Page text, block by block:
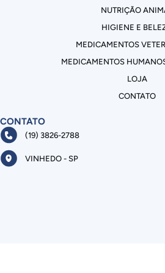
NUTRIÇÃO
HIGIENE E
MEDICAMENTOS
MEDICAMENTOS
LOJA
CONTATO
CONTATO
(19) 3826-2788
VINHEDO - SP